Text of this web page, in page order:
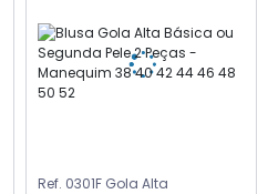
Ref. 0301F Gola Alta